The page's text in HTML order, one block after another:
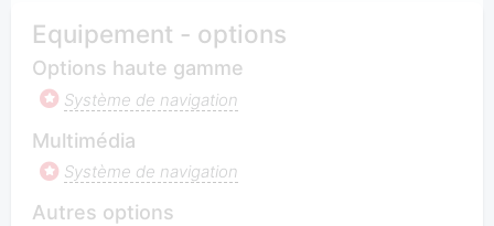
Equipement - options
Options haute gamme
Système de navigation
Multimédia
Système de navigation
Autres options